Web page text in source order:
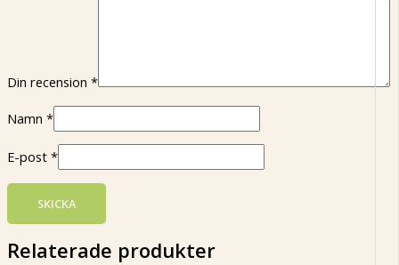
Din recension *
Namn *
E-post *
Relaterade produkter